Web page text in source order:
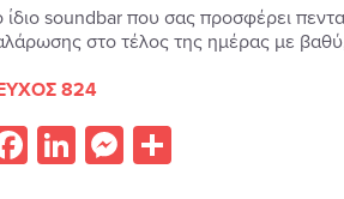
ίδιο soundbar που σας προσφέρει
στο τέλος της ημέρας με
824
Facebook
LinkedIn
Messenger
Share